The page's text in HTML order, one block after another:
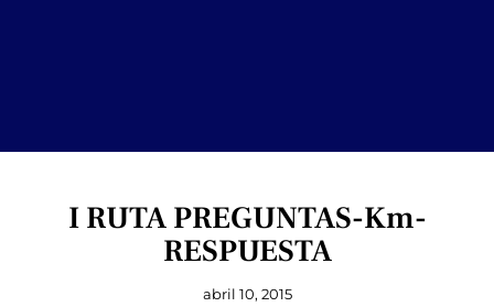
I RUTA PREGUNTAS-Km-
RESPUESTA
abril 10, 2015